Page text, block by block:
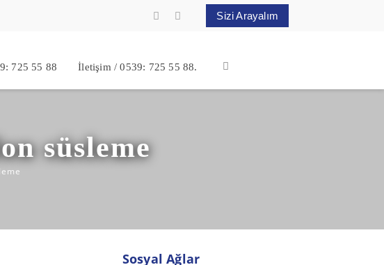
Sizi Arayalım
725 55 88 İletişim / 0539: 725 55 88.
süsleme
Sosyal Ağlar